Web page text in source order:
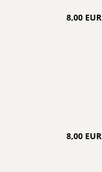
8,00 EUR
8,00 EUR